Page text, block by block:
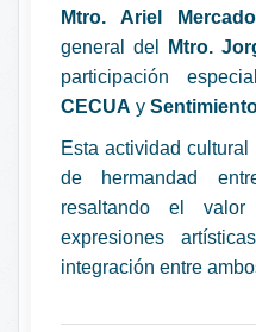
Mtro. Ariel
general del
Mtro.
participación
CECUA y
Esta actividad
de hermandad
resaltando el
expresiones
integración entre